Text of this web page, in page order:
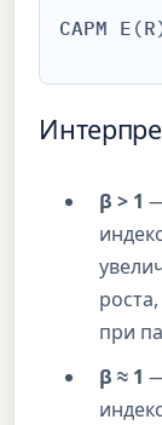
CAPM
β > 1
при
β ≈ 1